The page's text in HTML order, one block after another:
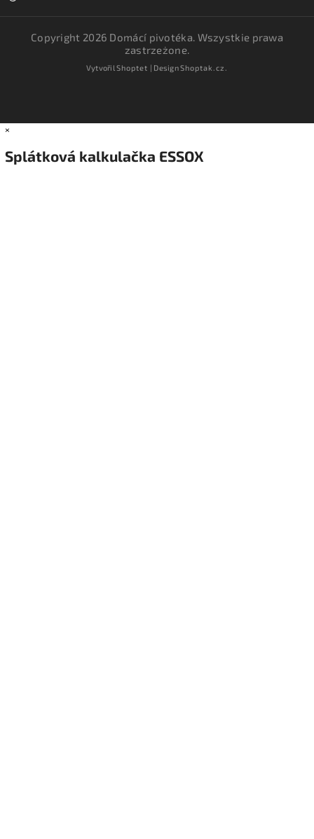
Copyright 2026 Domácí pivotéka. Wszystkie prawa
zastrzeżone.
VytvořilShoptet | DesignShoptak.cz.
×
Splátková kalkulačka ESSOX